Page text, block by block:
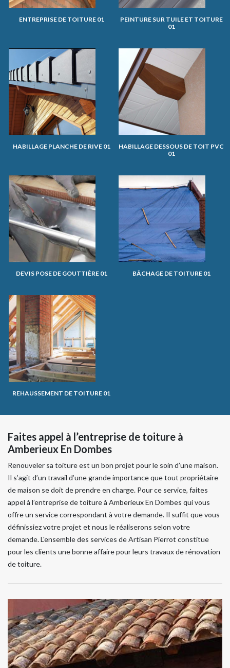
ENTREPRISE DE TOITURE 01
PEINTURE SUR TUILE ET TOITURE
01
HABILLAGE PLANCHE DE RIVE 01
HABILLAGE DESSOUS DE TOIT PVC
01
DEVIS POSE DE GOUTTIÈRE 01 BÂCHAGE DE TOITURE 01
REHAUSSEMENT DE TOITURE 01
Faites appel à l’entreprise de toiture à
Amberieux En Dombes
Renouveler sa toiture est un bon projet pour le soin d’une maison.
Il s’agit d’un travail d’une grande importance que tout propriétaire
de maison se doit de prendre en charge. Pour ce service, faites
appel à l’entreprise de toiture à Amberieux En Dombes qui vous
offre un service correspondant à votre demande. Il suffit que vous
définissiez votre projet et nous le réaliserons selon votre
demande. L'ensemble des services de Artisan Pierrot constitue
pour les clients une bonne affaire pour leurs travaux de rénovation
de toiture.